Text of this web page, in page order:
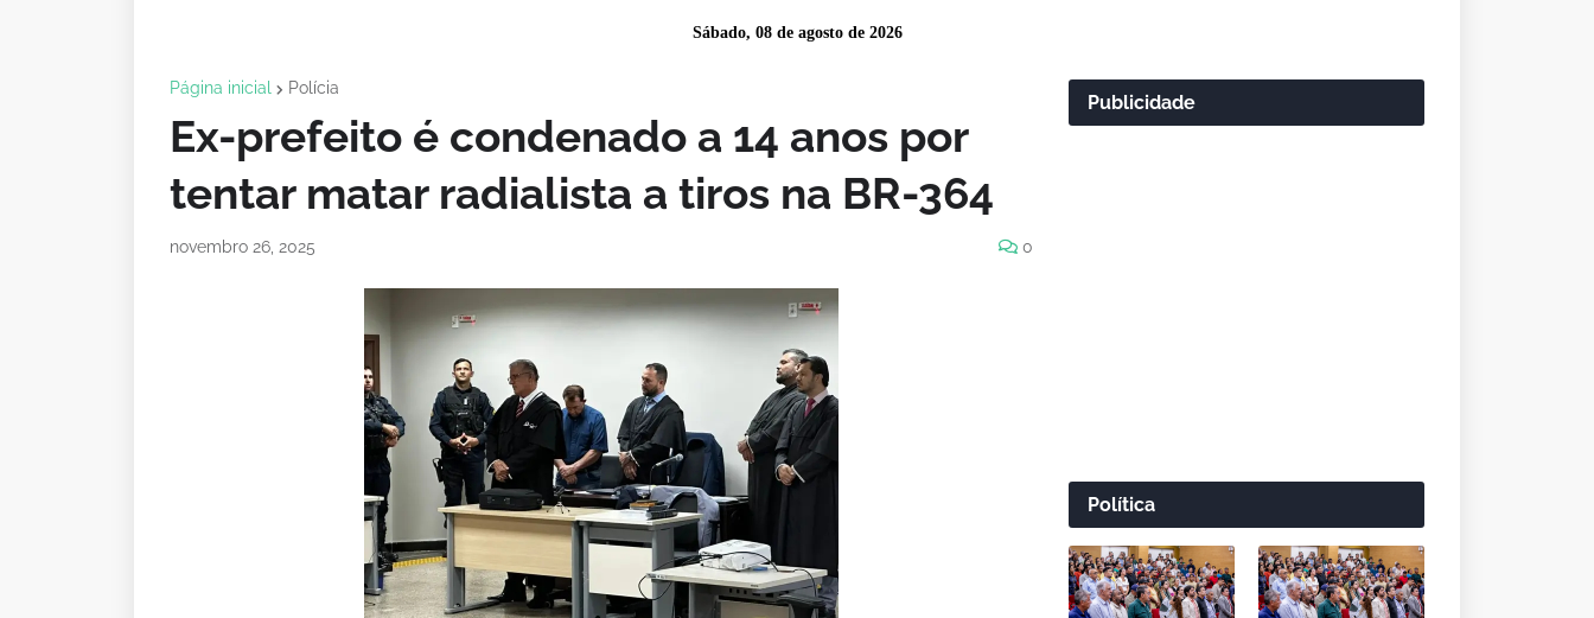
Sábado, 08 de agosto de 2026
Página inicial Polícia
Ex-prefeito é condenado a 14 anos por
tentar matar radialista a tiros na BR-364
novembro 26, 2025 0
Publicidade
Política